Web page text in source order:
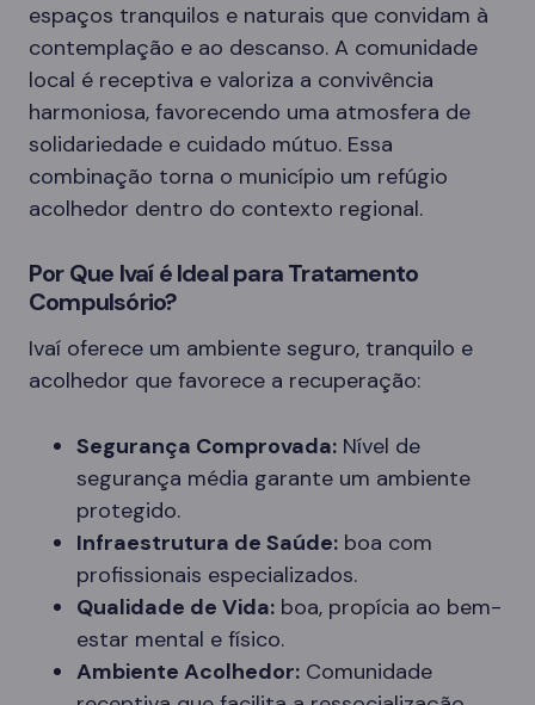
espaços tranquilos e naturais que convidam à
contemplação e ao descanso. A comunidade
local é receptiva e valoriza a convivência
harmoniosa, favorecendo uma atmosfera de
solidariedade e cuidado mútuo. Essa
combinação torna o município um refúgio
acolhedor dentro do contexto regional.
Por Que Ivaí é Ideal para Tratamento
Compulsório?
Ivaí oferece um ambiente seguro, tranquilo e
acolhedor que favorece a recuperação:
Segurança Comprovada: Nível de
segurança média garante um ambiente
protegido.
Infraestrutura de Saúde: boa com
profissionais especializados.
Qualidade de Vida: boa, propícia ao bem-
estar mental e físico.
Ambiente Acolhedor: Comunidade